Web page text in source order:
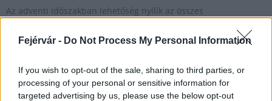
Fejérvár - Do Not Process My Personal Information
If you wish to opt-out of the sale, sharing to third parties, or
processing of your personal or sensitive information for
targeted advertising by us, please use the below opt-out
Az adventi időszakban lehetőség nyílik az összes
Szent István Király Múzeumban.
1